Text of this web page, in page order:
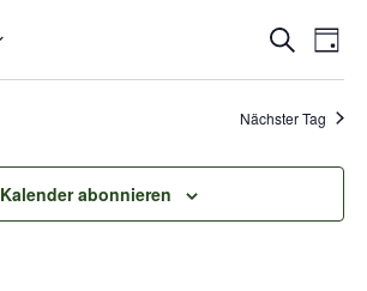
und
SucheTag
Nächster Tag
Kalender abonnieren